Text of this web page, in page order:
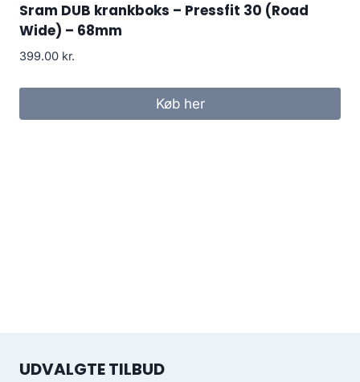
Sram DUB krankboks – Pressfit 30 (Road
Wide) – 68mm
399.00 kr.
Køb her
UDVALGTE TILBUD